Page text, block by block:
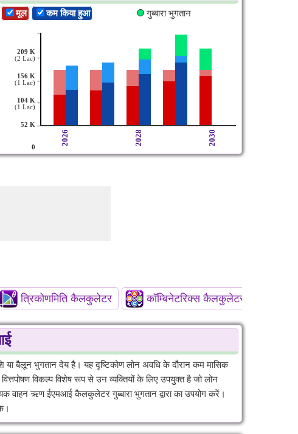
मूल कम किया हुआ गुब्बारा भुगतान
209 K
(2 Lac)
156 K
(1 Lac)
104 K
(1 Lac)
52 K
0
-
-
-
-
-
2026 2028 2030
त्रिकोणमिति कैलकुलेटर कॉम्बिनेटरिक्स कैलकुलेटर
या बैलून भुगतान देय है। यह दृष्टिकोण लोन अवधि के दौरान कम मासिक
विकल्प विशेष रूप से उन व्यक्तियों के लिए उपयुक्त है जो लोन
वाहन ऋण ईएमआई कैलकुलेटर गुब्बारा भुगतान द्वारा का उपयोग करें।